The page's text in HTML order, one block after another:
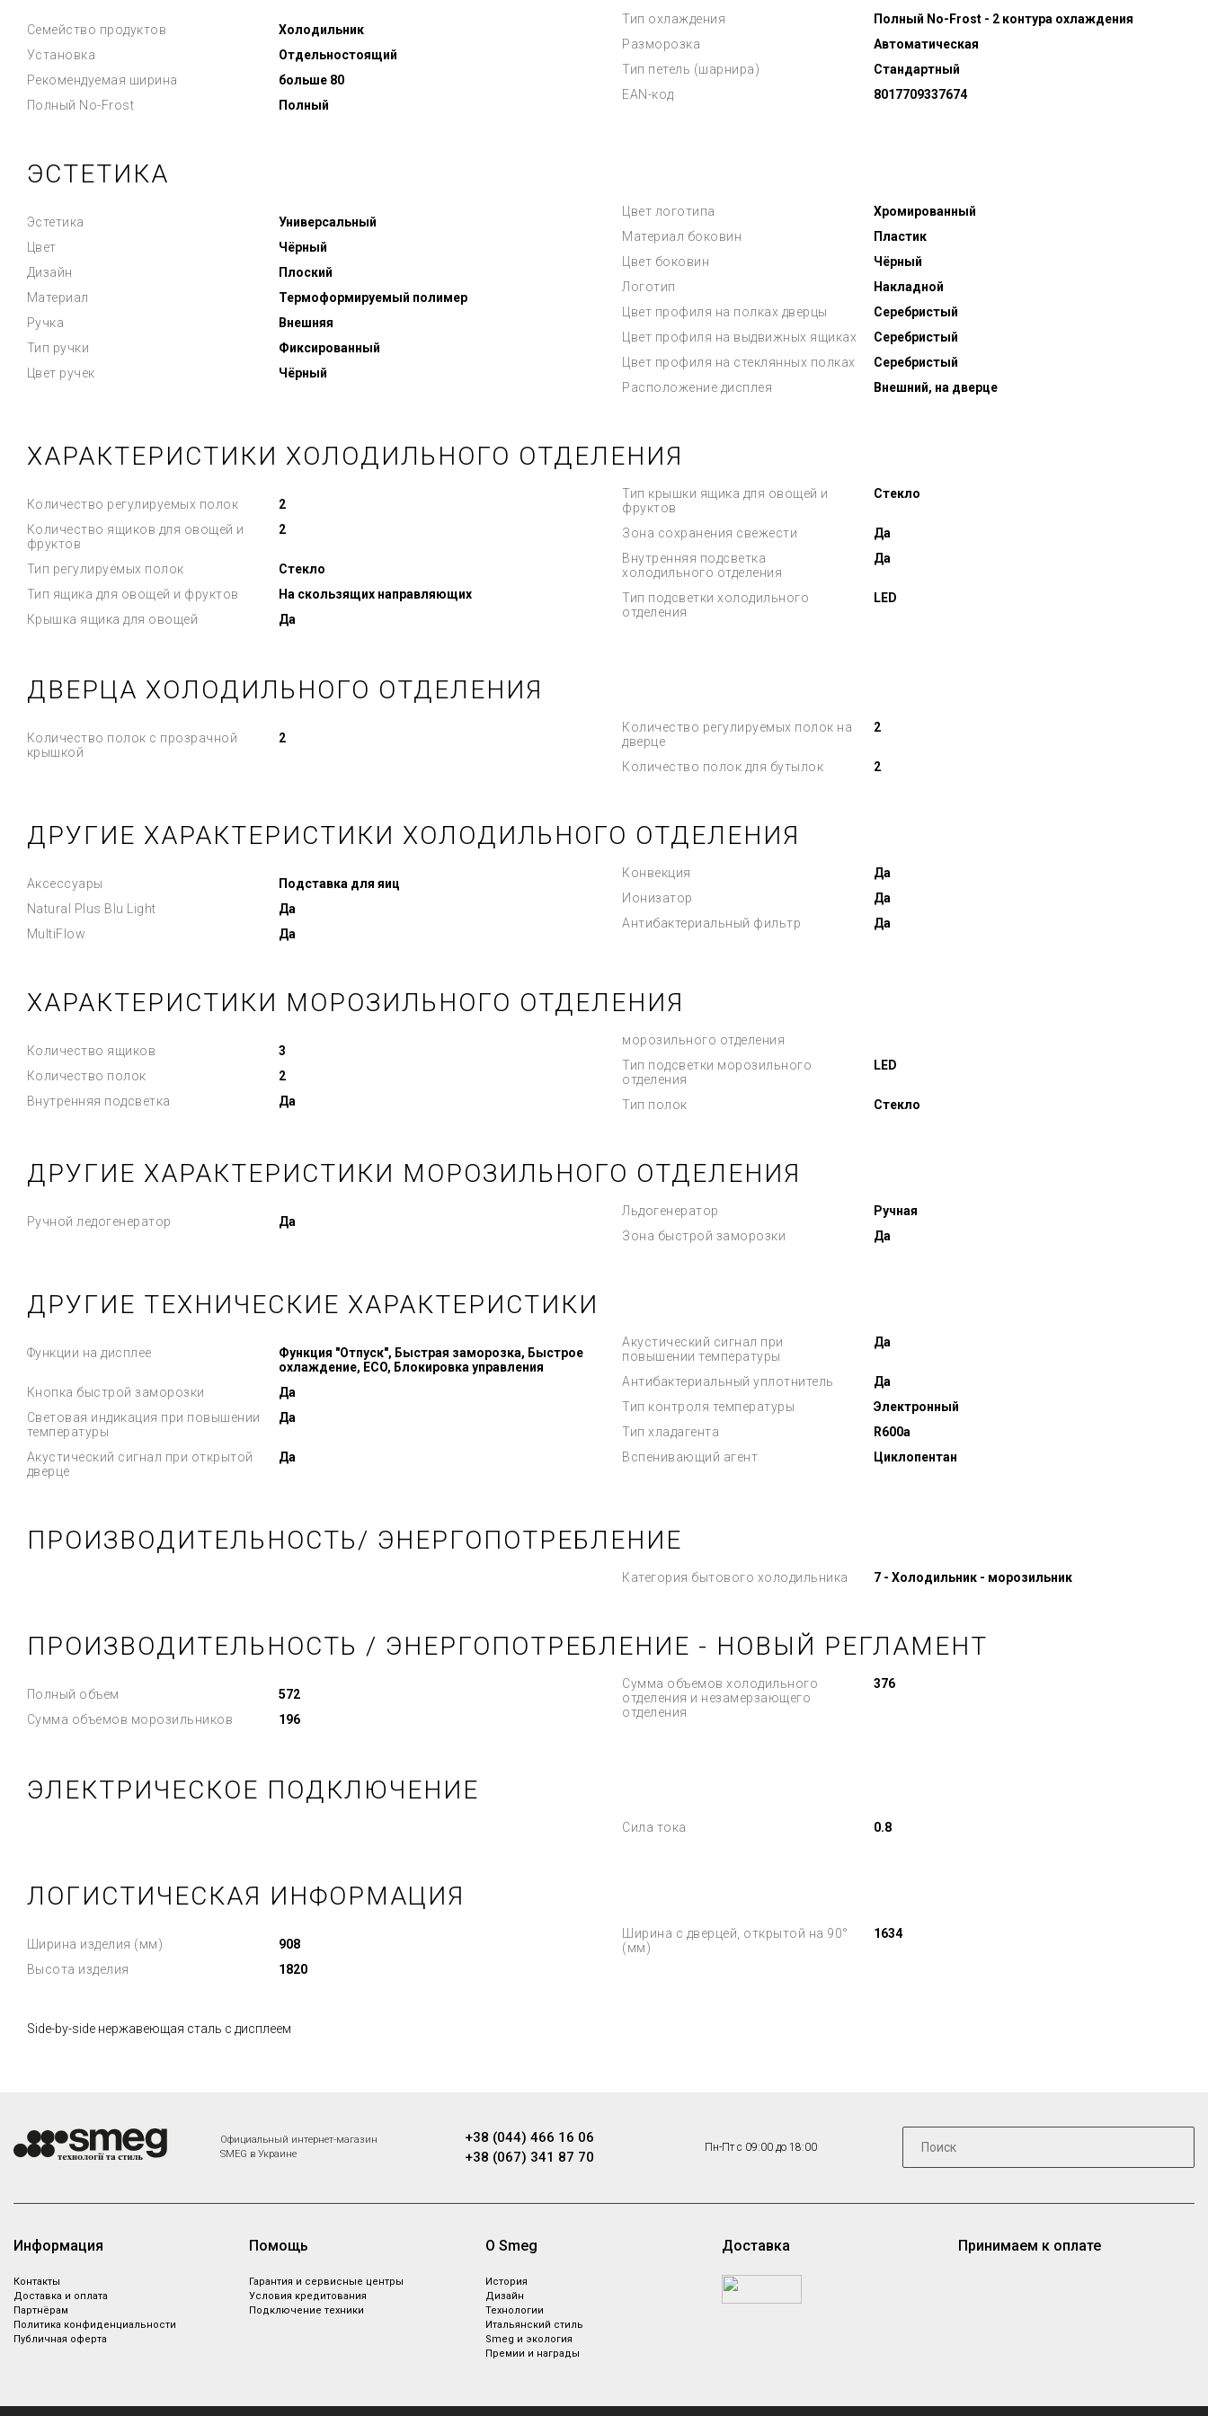
Семейство продуктов
Холодильник
Установка
Отдельностоящий
Рекомендуемая ширина
больше 80
Полный No-Frost
Полный
Тип охлаждения
Полный No-Frost - 2 контура охлаждения
Разморозка
Автоматическая
Тип петель (шарнира)
Стандартный
EAN-код
8017709337674
ЭСТЕТИКА
Эстетика
Универсальный
Цвет
Чёрный
Дизайн
Плоский
Материал
Термоформируемый полимер
Ручка
Внешняя
Тип ручки
Фиксированный
Цвет ручек
Чёрный
Цвет логотипа
Хромированный
Материал боковин
Пластик
Цвет боковин
Чёрный
Логотип
Накладной
Цвет профиля на полках дверцы
Серебристый
Цвет профиля на выдвижных ящиках
Серебристый
Цвет профиля на стеклянных полках
Серебристый
Расположение дисплея
Внешний, на дверце
ХАРАКТЕРИСТИКИ ХОЛОДИЛЬНОГО ОТДЕЛЕНИЯ
Количество регулируемых полок
2
Количество ящиков для овощей и
фруктов
2
Тип регулируемых полок
Стекло
Тип ящика для овощей и фруктов
На скользящих направляющих
Крышка ящика для овощей
Да
Тип крышки ящика для овощей и
фруктов
Стекло
Зона сохранения свежести
Да
Внутренняя подсветка
холодильного отделения
Да
Тип подсветки холодильного
отделения
LED
ДВЕРЦА ХОЛОДИЛЬНОГО ОТДЕЛЕНИЯ
Количество полок с прозрачной
крышкой
2
Количество регулируемых полок на
дверце
2
Количество полок для бутылок 2
ДРУГИЕ ХАРАКТЕРИСТИКИ ХОЛОДИЛЬНОГО ОТДЕЛЕНИЯ
Аксессуары
Подставка для яиц
Natural Plus Blu Light
Да
MultiFlow
Да
Конвекция
Да
Ионизатор
Да
Антибактериальный фильтр
Да
ХАРАКТЕРИСТИКИ МОРОЗИЛЬНОГО ОТДЕЛЕНИЯ
Количество ящиков
3
Количество полок
2
Внутренняя подсветка
морозильного отделения
Да
Тип подсветки морозильного
отделения
LED
Тип полок Стекло
ДРУГИЕ ХАРАКТЕРИСТИКИ МОРОЗИЛЬНОГО ОТДЕЛЕНИЯ
Ручной ледогенератор Да
Льдогенератор
Ручная
Зона быстрой заморозки
Да
ДРУГИЕ ТЕХНИЧЕСКИЕ ХАРАКТЕРИСТИКИ
Функции на дисплее
Функция "Отпуск", Быстрая заморозка, Быстрое
охлаждение, ECO, Блокировка управления
Кнопка быстрой заморозки
Да
Световая индикация при повышении
температуры
Да
Акустический сигнал при открытой
дверце
Да
Акустический сигнал при
повышении температуры
Да
Антибактериальный уплотнитель
Да
Тип контроля температуры
Электронный
Тип хладагента
R600a
Вспенивающий агент
Циклопентан
ПРОИЗВОДИТЕЛЬНОСТЬ/ ЭНЕРГОПОТРЕБЛЕНИЕ
Категория бытового холодильника 7 - Холодильник - морозильник
ПРОИЗВОДИТЕЛЬНОСТЬ / ЭНЕРГОПОТРЕБЛЕНИЕ - НОВЫЙ РЕГЛАМЕНТ
Полный объем
572
Сумма объемов морозильников
196
Сумма объемов холодильного
отделения и незамерзающего
отделения
376
ЭЛЕКТРИЧЕСКОЕ ПОДКЛЮЧЕНИЕ
Сила тока 0.8
ЛОГИСТИЧЕСКАЯ ИНФОРМАЦИЯ
Ширина изделия (мм)
908
Высота изделия
1820
Ширина с дверцей, открытой на 90°
(мм)
1634
Side-by-side нержавеющая сталь с дисплеем
Официальный интернет-магазин
SMEG в Украине
+38 (044) 466 16 06
+38 (067) 341 87 70
Пн-Пт с 09:00 до 18:00
Информация
Контакты
Доставка и оплата
Партнёрам
Политика конфиденциальности
Публичная оферта
Помощь
Гарантия и сервисные центры
Условия кредитования
Подключение техники
О Smeg
История
Дизайн
Технологии
Итальянский стиль
Smeg и экология
Премии и награды
Доставка Принимаем к оплате